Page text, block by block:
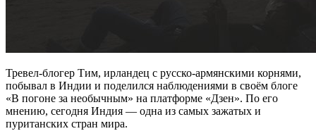
Тревел-блогер Тим, ирландец с русско-армянскими корнями,
побывал в Индии и поделился наблюдениями в своём блоге
«В погоне за необычным» на платформе «Дзен». По его
мнению, сегодня Индия — одна из самых зажатых и
пуританских стран мира.